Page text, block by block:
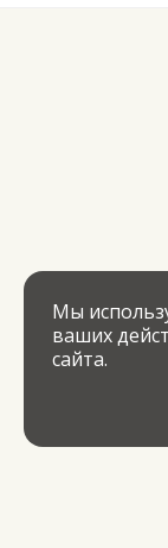
Мы
ваших
сайта.